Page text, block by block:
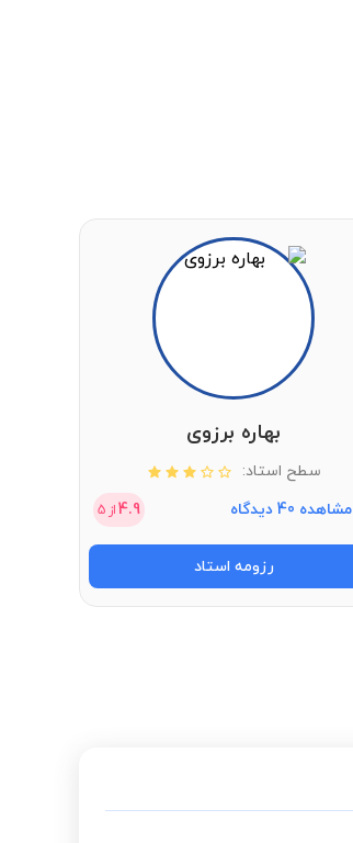
بهاره برزوی
سطح استاد:
مشاهده 40 دیدگاه
4.9از 5
رزومه استاد